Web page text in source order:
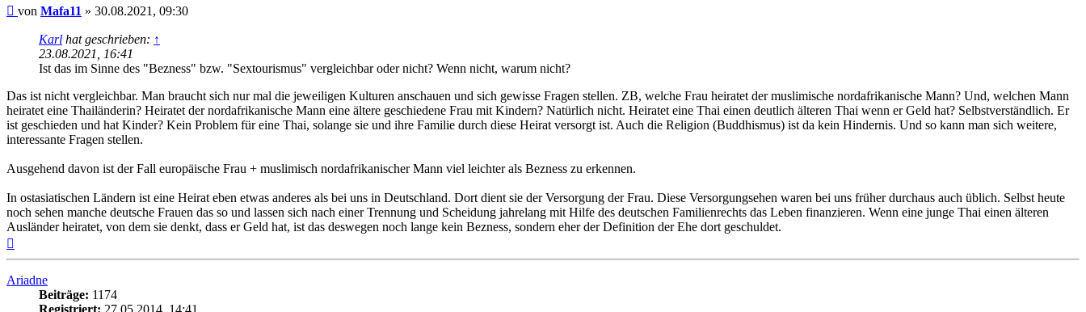
Beitrag
von Mafa11 » 30.08.2021, 09:30
Karl hat geschrieben: ↑
23.08.2021, 16:41
Ist das im Sinne des "Bezness" bzw. "Sextourismus" vergleichbar oder nicht? Wenn nicht, warum nicht?
Das ist nicht vergleichbar. Man braucht sich nur mal die jeweiligen Kulturen anschauen und sich gewisse Fragen stellen. ZB, welche Frau heiratet der muslimische nordafrikanische Mann? Und, welchen Mann
heiratet eine Thailänderin? Heiratet der nordafrikanische Mann eine ältere geschiedene Frau mit Kindern? Natürlich nicht. Heiratet eine Thai einen deutlich älteren Thai wenn er Geld hat? Selbstverständlich. Er
ist geschieden und hat Kinder? Kein Problem für eine Thai, solange sie und ihre Familie durch diese Heirat versorgt ist. Auch die Religion (Buddhismus) ist da kein Hindernis. Und so kann man sich weitere,
interessante Fragen stellen.
Ausgehend davon ist der Fall europäische Frau + muslimisch nordafrikanischer Mann viel leichter als Bezness zu erkennen.
In ostasiatischen Ländern ist eine Heirat eben etwas anderes als bei uns in Deutschland. Dort dient sie der Versorgung der Frau. Diese Versorgungsehen waren bei uns früher durchaus auch üblich. Selbst heute
noch sehen manche deutsche Frauen das so und lassen sich nach einer Trennung und Scheidung jahrelang mit Hilfe des deutschen Familienrechts das Leben finanzieren. Wenn eine junge Thai einen älteren
Ausländer heiratet, von dem sie denkt, dass er Geld hat, ist das deswegen noch lange kein Bezness, sondern eher der Definition der Ehe dort geschuldet.
oben
Ariadne
Beiträge: 1174